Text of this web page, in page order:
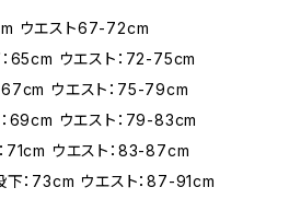
ウエスト67-72cm
65cm ウエスト：72-75cm
67cm ウエスト：75-79cm
69cm ウエスト：79-83cm
71cm ウエスト：83-87cm
：73cm ウエスト：87-91cm